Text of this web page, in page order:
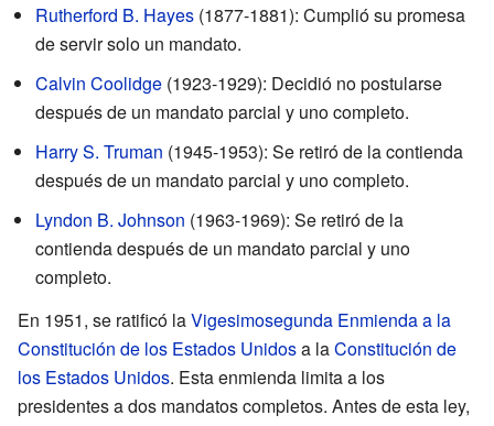
Rutherford B. Hayes (1877-1881): Cumplió su promesa
de servir solo un mandato.
Calvin Coolidge (1923-1929): Decidió no postularse
después de un mandato parcial y uno completo.
Harry S. Truman (1945-1953): Se retiró de la contienda
después de un mandato parcial y uno completo.
Lyndon B. Johnson (1963-1969): Se retiró de la
contienda después de un mandato parcial y uno
completo.
En 1951, se ratificó laVigesimosegunda Enmienda a la
Constitución de los Estados Unidosa laConstitución de
los Estados Unidos. Esta enmienda limita a los
presidentes a dos mandatos completos. Antes de esta ley,